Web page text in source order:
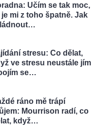
Učím se tak moc,
je mi z toho špatně. Jak
stresu: Co dělat,
ve stresu neustále jím
se…
ráno mě trápí
Mourrison radí, co
když…